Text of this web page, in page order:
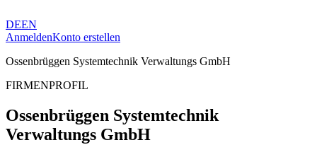
DEEN
AnmeldenKonto erstellen
Ossenbrüggen Systemtechnik Verwaltungs GmbH
FIRMENPROFIL
Ossenbrüggen Systemtechnik
Verwaltungs GmbH